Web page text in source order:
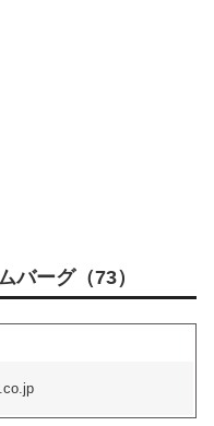
ーグ（73）